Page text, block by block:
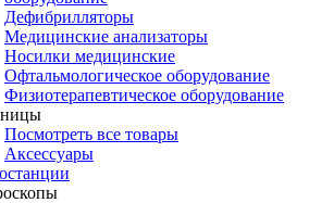
Дефибрилляторы
Медицинские анализаторы
Носилки медицинские
Офтальмологическое оборудование
Физиотерапевтическое оборудование
Посмотреть все товары
Аксессуары